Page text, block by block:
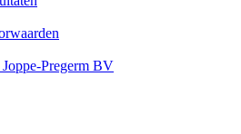
Pregerm BV